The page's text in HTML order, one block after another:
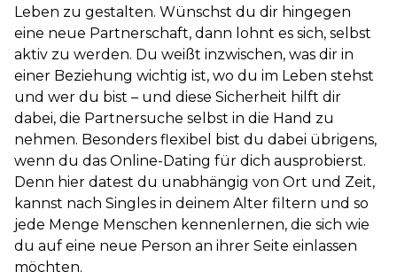
Leben zu gestalten. Wünschst du dir hingegen
eine neue Partnerschaft, dann lohnt es sich, selbst
aktiv zu werden. Du weißt inzwischen, was dir in
einer Beziehung wichtig ist, wo du im Leben stehst
und wer du bist – und diese Sicherheit hilft dir
dabei, die Partnersuche selbst in die Hand zu
nehmen. Besonders flexibel bist du dabei übrigens,
wenn du das Online-Dating für dich ausprobierst.
Denn hier datest du unabhängig von Ort und Zeit,
kannst nach Singles in deinem Alter filtern und so
jede Menge Menschen kennenlernen, die sich wie
du auf eine neue Person an ihrer Seite einlassen
möchten.